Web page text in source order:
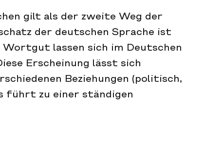
gilt als der zweite Weg der
der deutschen Sprache ist
lassen sich im Deutschen
Erscheinung lässt sich
Beziehungen (politisch,
führt zu einer ständigen